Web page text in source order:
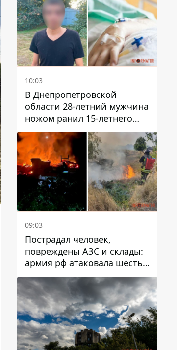
10:03
В Днепропетровской
области 28-летний мужчина
ножом ранил 15-летнего
парня
09:03
Пострадал человек,
повреждены АЗС и склады:
армия рф атаковала шесть
районов Днепропетровской
области